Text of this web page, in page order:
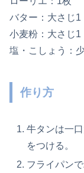
バター：大さじ1
小麦粉：大さじ1
塩・こしょう：
作り方
牛タンは一
をつける。
フライパン